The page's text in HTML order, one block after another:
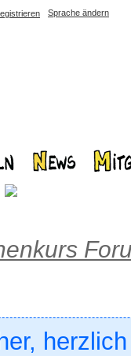
Sprache ändern